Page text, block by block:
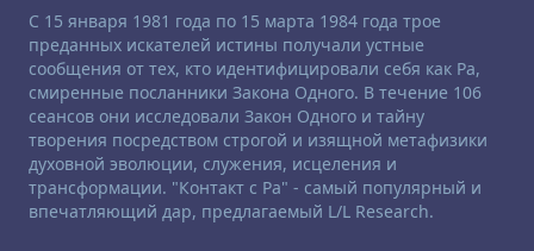
Заявление об отказе от ответственности:
С 15 января 1981 года по 15 марта 1984 года трое
преданных искателей истины получали устные
сообщения от тех, кто идентифицировали себя как Ра,
смиренные посланники Закона Одного. В течение 106
сеансов они исследовали Закон Одного и тайну
творения посредством строгой и изящной метафизики
духовной эволюции, служения, исцеления и
трансформации. "Контакт с Ра" - самый популярный и
впечатляющий дар, предлагаемый L/L Research.